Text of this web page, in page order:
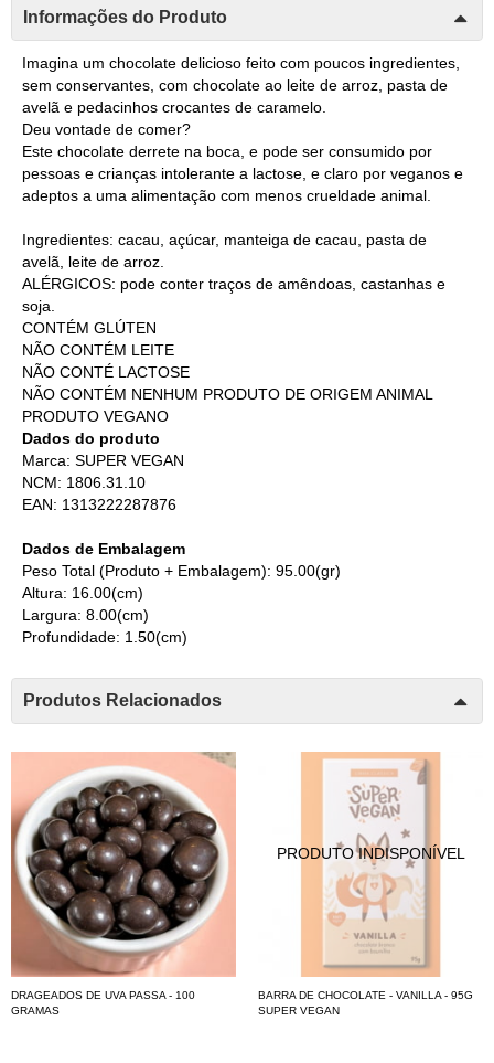
Informações do Produto
Imagina um chocolate delicioso feito com poucos ingredientes,
sem conservantes, com chocolate ao leite de arroz, pasta de
avelã e pedacinhos crocantes de caramelo.
Deu vontade de comer?
Este chocolate derrete na boca, e pode ser consumido por
pessoas e crianças intolerante a lactose, e claro por veganos e
adeptos a uma alimentação com menos crueldade animal.
Ingredientes: cacau, açúcar, manteiga de cacau, pasta de
avelã, leite de arroz.
ALÉRGICOS: pode conter traços de amêndoas, castanhas e
soja.
CONTÉM GLÚTEN
NÃO CONTÉM LEITE
NÃO CONTÉ LACTOSE
NÃO CONTÉM NENHUM PRODUTO DE ORIGEM ANIMAL
PRODUTO VEGANO
Dados do produto
Marca: SUPER VEGAN
NCM: 1806.31.10
EAN: 1313222287876
Dados de Embalagem
Peso Total (Produto + Embalagem): 95.00(gr)
Altura: 16.00(cm)
Largura: 8.00(cm)
Profundidade: 1.50(cm)
Produtos Relacionados
DRAGEADOS DE UVA PASSA - 100
GRAMAS
BARRA DE CHOCOLATE - VANILLA - 95G
SUPER VEGAN